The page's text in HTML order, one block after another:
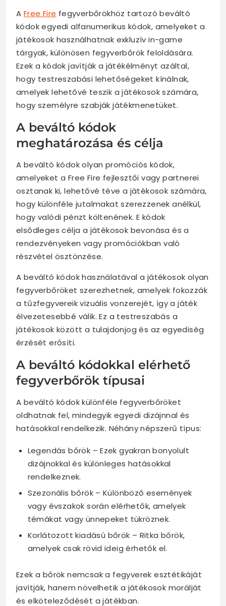
A Free Fire fegyverbőrökhöz tartozó beváltó
kódok egyedi alfanumerikus kódok, amelyeket a
játékosok használhatnak exkluzív in-game
tárgyak, különösen fegyverbőrök feloldására.
Ezek a kódok javítják a játékélményt azáltal,
hogy testreszabási lehetőségeket kínálnak,
amelyek lehetővé teszik a játékosok számára,
hogy személyre szabják játékmenetüket.
A beváltó kódok
meghatározása és célja
A beváltó kódok olyan promóciós kódok,
amelyeket a Free Fire fejlesztői vagy partnerei
osztanak ki, lehetővé téve a játékosok számára,
hogy különféle jutalmakat szerezzenek anélkül,
hogy valódi pénzt költenének. E kódok
elsődleges célja a játékosok bevonása és a
rendezvényeken vagy promóciókban való
részvétel ösztönzése.
A beváltó kódok használatával a játékosok olyan
fegyverbőröket szerezhetnek, amelyek fokozzák
a tűzfegyvereik vizuális vonzerejét, így a játék
élvezetesebbé válik. Ez a testreszabás a
játékosok között a tulajdonjog és az egyediség
érzését erősíti.
A beváltó kódokkal elérhető
fegyverbőrök típusai
A beváltó kódok különféle fegyverbőröket
oldhatnak fel, mindegyik egyedi dizájnnal és
hatásokkal rendelkezik. Néhány népszerű típus:
Legendás bőrök – Ezek gyakran bonyolult
dizájnokkal és különleges hatásokkal
rendelkeznek.
Szezonális bőrök – Különböző események
vagy évszakok során elérhetők, amelyek
témákat vagy ünnepeket tükröznek.
Korlátozott kiadású bőrök – Ritka bőrök,
amelyek csak rövid ideig érhetők el.
Ezek a bőrök nemcsak a fegyverek esztétikáját
javítják, hanem növelhetik a játékosok morálját
és elköteleződését a játékban.